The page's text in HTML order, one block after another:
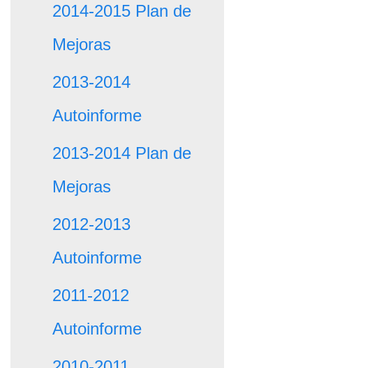
2014-2015 Plan de
Mejoras
2013-2014
Autoinforme
2013-2014 Plan de
Mejoras
2012-2013
Autoinforme
2011-2012
Autoinforme